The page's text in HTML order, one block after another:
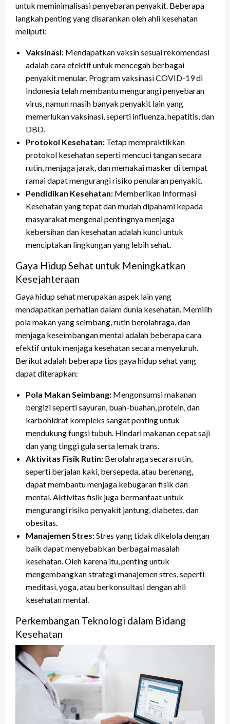
untuk meminimalisasi penyebaran penyakit. Beberapa
langkah penting yang disarankan oleh ahli kesehatan
meliputi:
Vaksinasi: Mendapatkan vaksin sesuai rekomendasi
adalah cara efektif untuk mencegah berbagai
penyakit menular. Program vaksinasi COVID-19 di
Indonesia telah membantu mengurangi penyebaran
virus, namun masih banyak penyakit lain yang
memerlukan vaksinasi, seperti influenza, hepatitis, dan
DBD.
Protokol Kesehatan: Tetap mempraktikkan
protokol kesehatan seperti mencuci tangan secara
rutin, menjaga jarak, dan memakai masker di tempat
ramai dapat mengurangi risiko penularan penyakit.
Pendidikan Kesehatan: Memberikan Informasi
Kesehatan yang tepat dan mudah dipahami kepada
masyarakat mengenai pentingnya menjaga
kebersihan dan kesehatan adalah kunci untuk
menciptakan lingkungan yang lebih sehat.
Gaya Hidup Sehat untuk Meningkatkan
Kesejahteraan
Gaya hidup sehat merupakan aspek lain yang
mendapatkan perhatian dalam dunia kesehatan. Memilih
pola makan yang seimbang, rutin berolahraga, dan
menjaga keseimbangan mental adalah beberapa cara
efektif untuk menjaga kesehatan secara menyeluruh.
Berikut adalah beberapa tips gaya hidup sehat yang
dapat diterapkan:
Pola Makan Seimbang: Mengonsumsi makanan
bergizi seperti sayuran, buah-buahan, protein, dan
karbohidrat kompleks sangat penting untuk
mendukung fungsi tubuh. Hindari makanan cepat saji
dan yang tinggi gula serta lemak trans.
Aktivitas Fisik Rutin: Berolahraga secara rutin,
seperti berjalan kaki, bersepeda, atau berenang,
dapat membantu menjaga kebugaran fisik dan
mental. Aktivitas fisik juga bermanfaat untuk
mengurangi risiko penyakit jantung, diabetes, dan
obesitas.
Manajemen Stres:Stres yang tidak dikelola dengan
baik dapat menyebabkan berbagai masalah
kesehatan. Oleh karena itu, penting untuk
mengembangkan strategi manajemen stres, seperti
meditasi, yoga, atau berkonsultasi dengan ahli
kesehatan mental.
Perkembangan Teknologi dalam Bidang
Kesehatan